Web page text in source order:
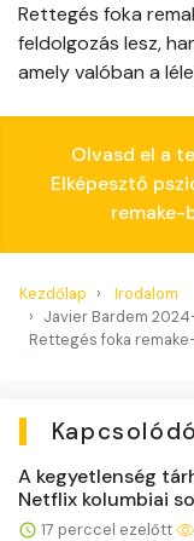
Rettegés foka
feldolgozás lesz,
amely valóban a
Olvasd el a
Elképesztő
remake-
Kezdőlap
Irodalom
Javier Bardem
Rettegés foka
Kapcsolódó
A kegyetlenség
Netflix kolumbiai
17 perccel ezelőtt